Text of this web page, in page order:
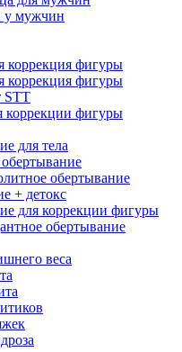
у мужчин
коррекция фигуры
коррекция фигуры
STT
коррекции фигуры
для тела
обертывание
+ детокс
для коррекции фигуры
обертывание
веса